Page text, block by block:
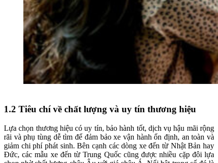
1.2 Tiêu chí về chất lượng và uy tín thương hiệu
Lựa chọn thương hiệu có uy tín, bảo hành tốt, dịch vụ hậu mãi rộng
rãi và phụ tùng dễ tìm để đảm bảo xe vận hành ổn định, an toàn và
giảm chi phí phát sinh. Bên cạnh các dòng xe đến từ Nhật Bản hay
Đức, các mẫu xe đến từ Trung Quốc cũng được nhiều cặp đôi lựa